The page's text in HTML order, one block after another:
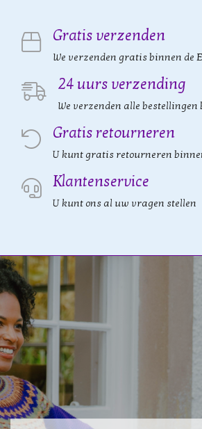
Gratis verzenden
We verzenden gratis binnen de
24 uurs verzending
We verzenden alle
Gratis retourneren
U kunt gratis retourneren
Klantenservice
U kunt ons al uw vragen stellen